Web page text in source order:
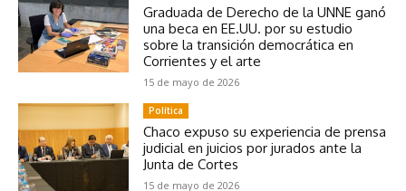
Graduada de Derecho de la UNNE ganó
una beca en EE.UU. por su estudio
sobre la transición democrática en
Corrientes y el arte
15 de mayo de 2026
Política
Chaco expuso su experiencia de prensa
judicial en juicios por jurados ante la
Junta de Cortes
15 de mayo de 2026